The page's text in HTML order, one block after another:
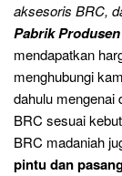
aksesoris BRC,
Pabrik
mendapatkan
menghubungi
dahulu mengenai
BRC sesuai
BRC madaniah
pintu dan